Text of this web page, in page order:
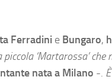
Ferradini e Bungaro,
‘Martarossa’
nata a Milano -.